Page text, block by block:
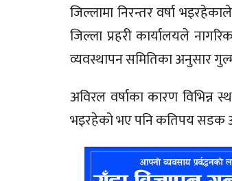
जिल्लामा निरन्तर वर्षा
जिल्ला प्रहरी कार्यालयले
व्यवस्थापन समितिका अनुसार
अविरल वर्षाका कारण
भइरहेको भए पनि कतिपय